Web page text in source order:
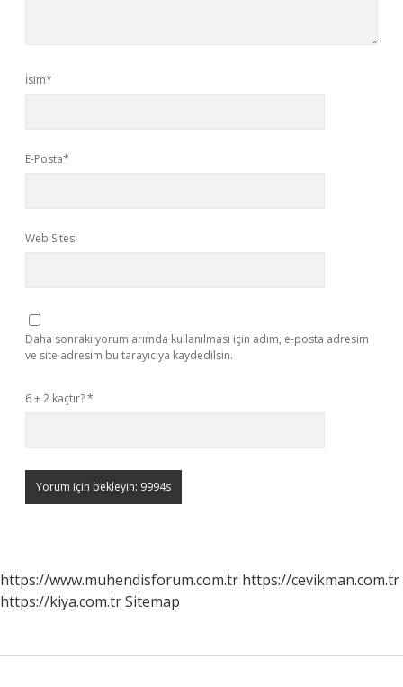
İsim*
E-Posta*
Web Sitesi
Daha sonraki yorumlarımda kullanılması için adım, e-posta adresim
ve site adresim bu tarayıcıya kaydedilsin.
6 + 2 kaçtır?*
https://www.muhendisforum.com.tr https://cevikman.com.tr
https://kiya.com.trSitemap